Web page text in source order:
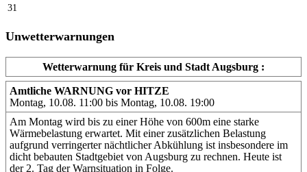
31
Unwetterwarnungen
Wetterwarnung für Kreis und Stadt Augsburg :
Amtliche WARNUNG vor HITZE
Montag, 10.08. 11:00 bis Montag, 10.08. 19:00
Am Montag wird bis zu einer Höhe von 600m eine starke
Wärmebelastung erwartet. Mit einer zusätzlichen Belastung
aufgrund verringerter nächtlicher Abkühlung ist insbesondere im
dicht bebauten Stadtgebiet von Augsburg zu rechnen. Heute ist
der 2. Tag der Warnsituation in Folge.